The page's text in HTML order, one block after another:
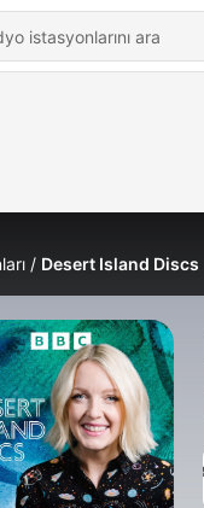
Desert Island Discs